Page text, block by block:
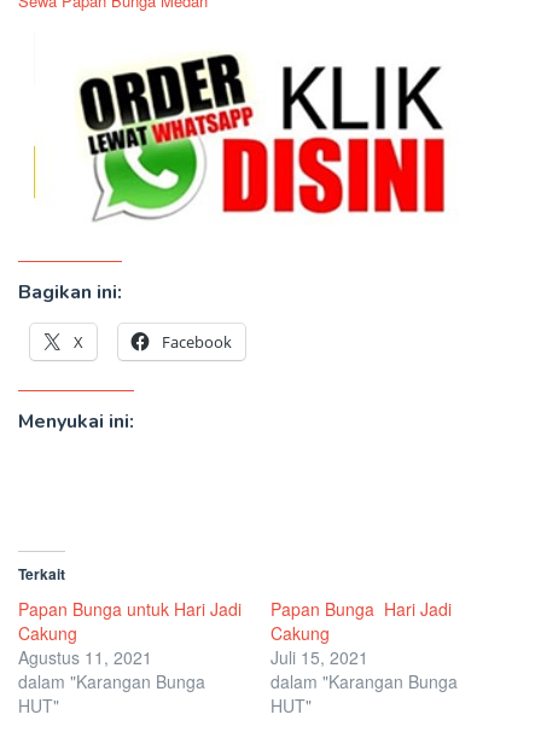
Bagikan ini:
X Facebook
Menyukai ini:
Terkait
Papan Bunga untuk Hari Jadi
Cakung
Agustus 11, 2021
dalam "Karangan Bunga
HUT"
Papan Bunga Hari Jadi
Cakung
Juli 15, 2021
dalam "Karangan Bunga
HUT"